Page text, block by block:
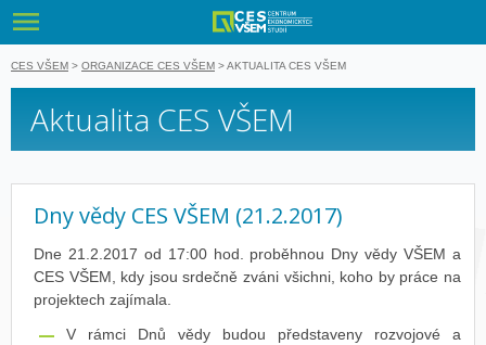
VŠEM -
CES VŠEM > ORGANIZACE CES VŠEM >AKTUALITA CES VŠEM
Aktualita CES VŠEM
Dny vědy CES VŠEM (21.2.2017)
Dne 21.2.2017 od 17:00 hod. proběhnou Dny vědy VŠEM a
CES VŠEM, kdy jsou srdečně zváni všichni, koho by práce na
projektech zajímala.
V rámci Dnů vědy budou představeny rozvojové a